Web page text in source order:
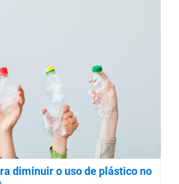
diminuir o uso de plástico no